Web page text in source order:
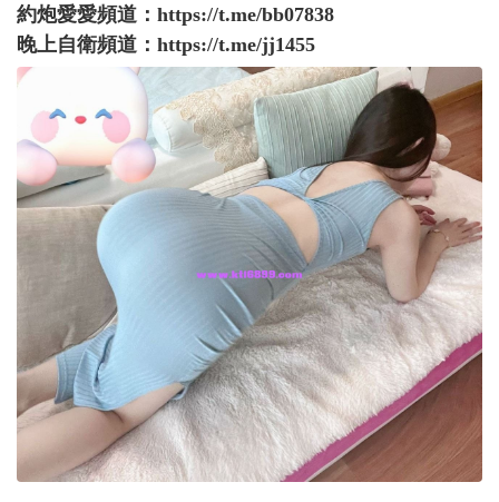
約炮愛愛頻道： https://t.me/bb07838
晚上自衛頻道： https://t.me/jj1455